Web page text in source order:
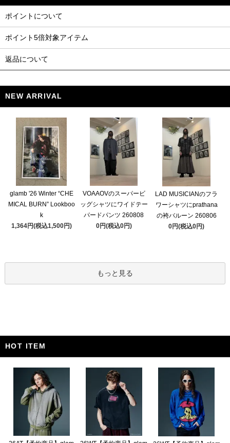
ポイントについて
ポイント5倍対象アイテム
返品について
NEW ARRIVAL
glamb '26 Winter “CHE
MICAL BURN” Lookboo
k
1,364円(税込1,500円)
VOAAOVのスーパービ
ッグシャツにワイドテー
パードパンツ 260808
0円(税込0円)
LAD MUSICIANのフラ
ワーシャツにprathana
の袴バルーン 260806
0円(税込0円)
もっと見る
HOT ITEM